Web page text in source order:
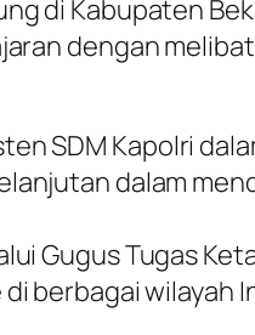
di Kabupaten
dengan
SDM Kapolri
dalam
Gugus Tugas
berbagai wilayah